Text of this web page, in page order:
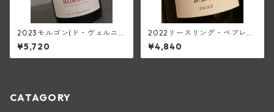
2023モルゴン(ド・ヴェルニ
ュス)
¥5,720
2022リースリング・ベブレン
ハイム(トラペ)
¥4,840
CATAGORY